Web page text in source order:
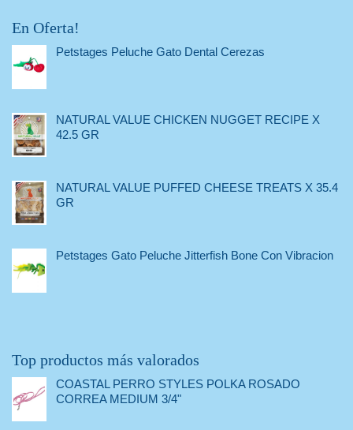
En Oferta!
Petstages Peluche Gato Dental Cerezas
NATURAL VALUE CHICKEN NUGGET RECIPE X
42.5 GR
NATURAL VALUE PUFFED CHEESE TREATS X 35.4
GR
Petstages Gato Peluche Jitterfish Bone Con Vibracion
Top productos más valorados
COASTAL PERRO STYLES POLKA ROSADO
CORREA MEDIUM 3/4"